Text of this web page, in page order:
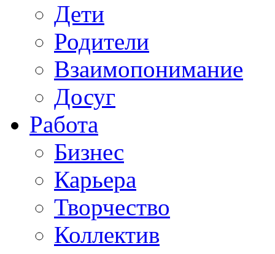
Дети
Родители
Взаимопонимание
Досуг
Работа
Бизнес
Карьера
Творчество
Коллектив